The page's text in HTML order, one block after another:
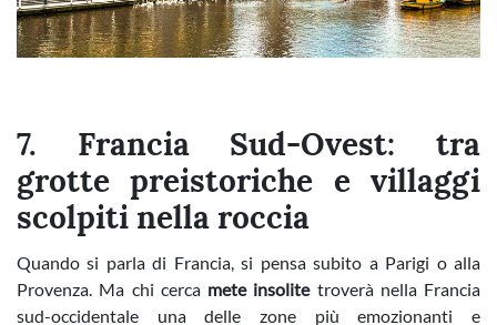
7. Francia Sud-Ovest: tra
grotte preistoriche e villaggi
scolpiti nella roccia
Quando si parla di Francia, si pensa subito a Parigi o alla
Provenza. Ma chi cerca mete insolitetroverà nella Francia
sud-occidentale una delle zone più emozionanti e